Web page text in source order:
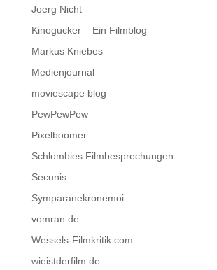
Joerg Nicht
Kinogucker – Ein Filmblog
Markus Kniebes
Medienjournal
moviescape blog
PewPewPew
Pixelboomer
Schlombies Filmbesprechungen
Secunis
Symparanekronemoi
vomran.de
Wessels-Filmkritik.com
wieistderfilm.de